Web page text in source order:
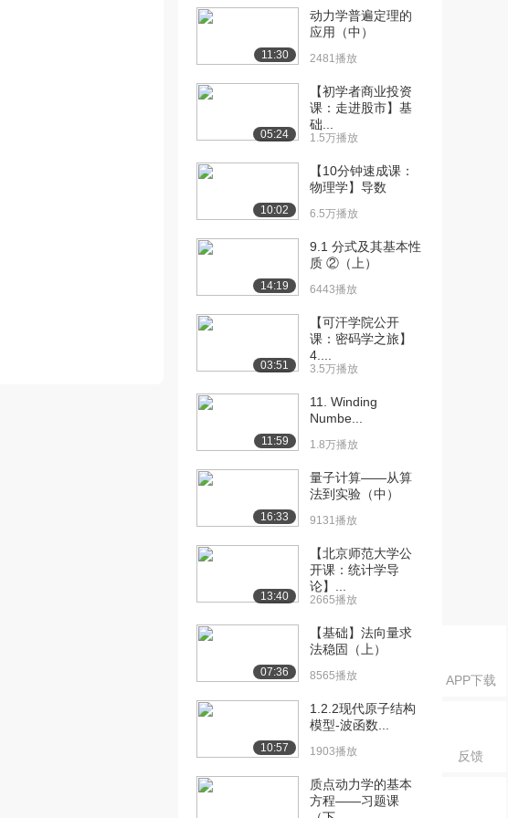
APP下载
反馈
[12] 物理平衡 II 1:11:55
1.4万播放
[14] 化学平衡 第一部分
[15] 化学平衡 第二部分 1:07:02
2.0万播放
[17] 总复习
11:30
动力学普遍定理的
应用（中）
2481播放
05:24
【初学者商业投资
课：走进股市】基
础...
1.5万播放
10:02
【10分钟速成课：
物理学】导数
6.5万播放
14:19
9.1 分式及其基本性
质 ②（上）
6443播放
03:51
【可汗学院公开
课：密码学之旅】
4....
3.5万播放
11:59
11. Winding
Numbe...
1.8万播放
16:33
量子计算——从算
法到实验（中）
9131播放
13:40
【北京师范大学公
开课：统计学导
论】...
2665播放
07:36
【基础】法向量求
法稳固（上）
8565播放
10:57
1.2.2现代原子结构
模型-波函数...
1903播放
质点动力学的基本
方程——习题课